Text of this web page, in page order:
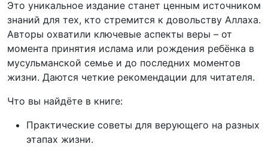
Это уникальное издание станет ценным источником
знаний для тех, кто стремится к довольству Аллаха.
Авторы охватили ключевые аспекты веры – от
момента принятия ислама или рождения ребёнка в
мусульманской семье и до последних моментов
жизни. Даются четкие рекомендации для читателя.
Что вы найдёте в книге:
Практические советы для верующего на разных
этапах жизни.